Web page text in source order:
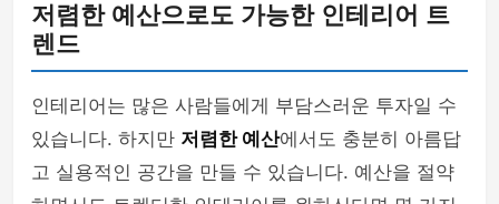
저렴한 예산으로도 가능한 인테리어 트
렌드
인테리어는 많은 사람들에게 부담스러운 투자일 수
있습니다. 하지만 저렴한 예산에서도 충분히 아름답
고 실용적인 공간을 만들 수 있습니다. 예산을 절약